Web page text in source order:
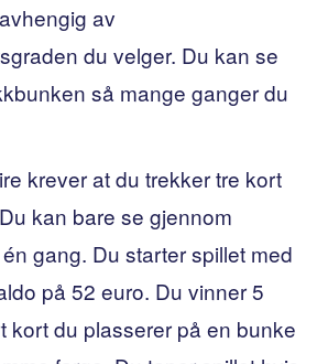
av
du velger. Du kan se
så mange ganger du
krever at du trekker tre kort
kan bare se gjennom
gang. Du starter spillet med
på 52 euro. Du vinner 5
kort du plasserer på en bunke